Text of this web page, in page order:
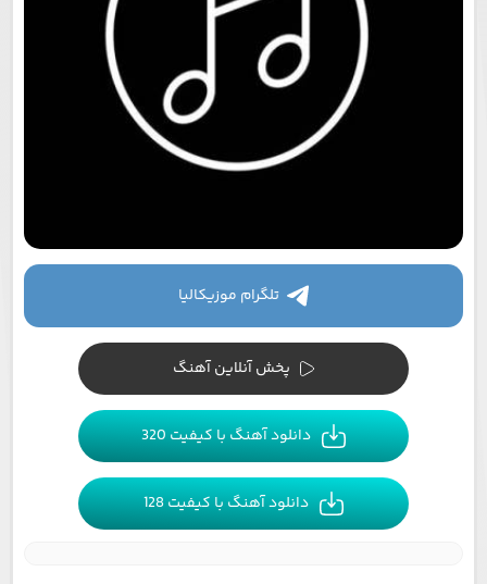
تلگرام موزیکالیا
پخش آنلاین آهنگ
دانلود آهنگ با کیفیت 320
دانلود آهنگ با کیفیت 128